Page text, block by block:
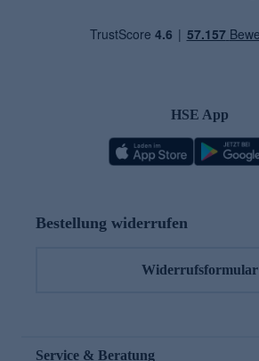
HSE App
Bestellung widerrufen
Widerrufsformular
Service & Beratung